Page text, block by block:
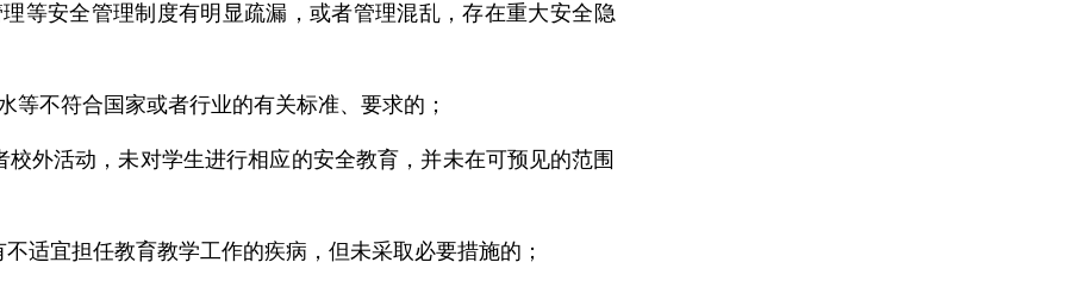
安全管理制度有明显疏漏，或者管理混乱，存在重大安全隐
不符合国家或者行业的有关标准、要求的；
活动，未对学生进行相应的安全教育，并未在可预见的范围
宜担任教育教学工作的疾病，但未采取必要措施的；